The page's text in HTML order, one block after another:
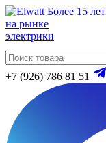
Более 15 лет
на рынке
электрики
+7 (926) 786 81 51